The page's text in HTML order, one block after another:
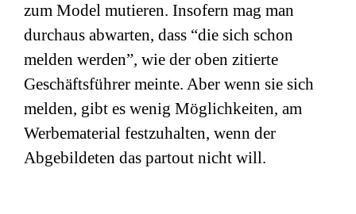
zum Model mutieren. Insofern mag man
durchaus abwarten, dass “die sich schon
melden werden”, wie der oben zitierte
Geschäftsführer meinte. Aber wenn sie sich
melden, gibt es wenig Möglichkeiten, am
Werbematerial festzuhalten, wenn der
Abgebildeten das partout nicht will.